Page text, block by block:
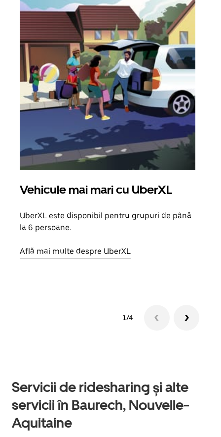
Vehicule mai mari cu UberXL
UberXL este disponibil pentru grupuri de până
la 6 persoane.
Află mai multe despre UberXL
1/4
Servicii de ridesharing și alte
servicii în Baurech, Nouvelle-
Aquitaine